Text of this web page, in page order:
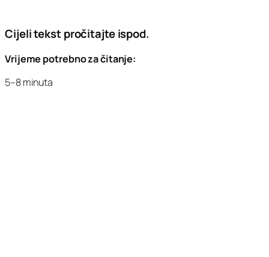
Cijeli tekst pročitajte ispod.
Vrijeme potrebno za čitanje:
5–8 minuta